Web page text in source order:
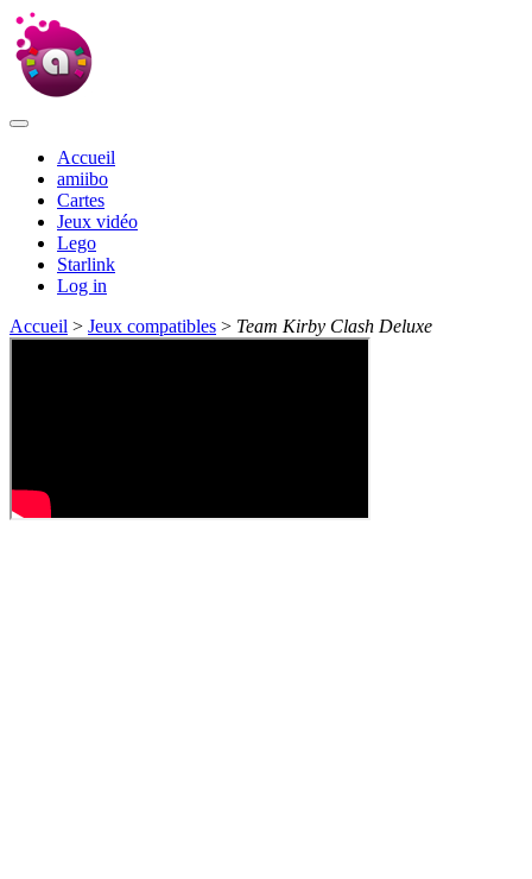
Accueil
amiibo
Cartes
Jeux vidéo
Lego
Starlink
Log in
Accueil > Jeux compatibles > Team Kirby Clash Deluxe